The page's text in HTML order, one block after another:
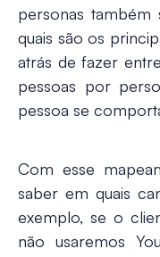
personas também
quais são os
atrás de fazer
pessoas por
pessoa se
Com esse
saber em quais
exemplo, se o
não usaremos